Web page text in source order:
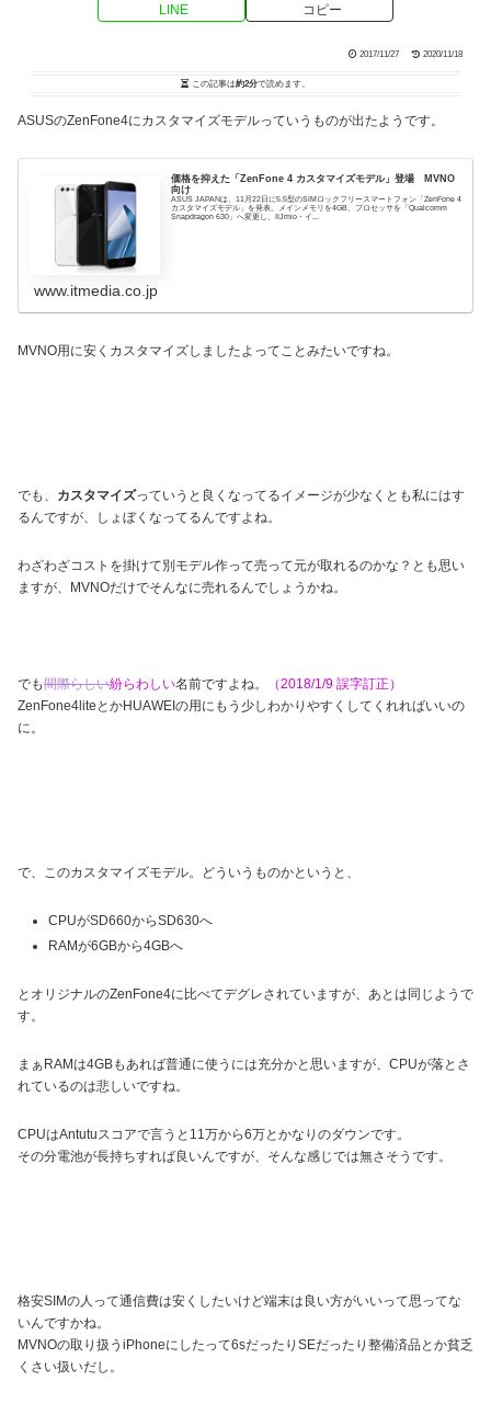
LINE コピー
2017/11/27 2020/11/18
この記事は約2分で読めます。
ASUSのZenFone4にカスタマイズモデルっていうものが出たようです。
価格を抑えた「ZenFone 4 カスタマイズモデル」登場 MVNO
向け
ASUS JAPANは、11月22日に5.5型のSIMロックフリースマートフォン「ZenFone 4
カスタマイズモデル」を発表。メインメモリを4GB、プロセッサを「Qualcomm
Snapdragon 630」へ変更し、IIJmio・イ...
www.itmedia.co.jp
MVNO用に安くカスタマイズしましたよってことみたいですね。
でも、 カスタマイズっていうと良くなってるイメージが少なくとも私にはす
るんですが、しょぼくなってるんですよね。
わざわざコストを掛けて別モデル作って売って元が取れるのかな？とも思い
ますが、MVNOだけでそんなに売れるんでしょうかね。
でも間際らしい紛らわしい名前ですよね。
（2018/1/9 誤字訂正）
ZenFone4liteとかHUAWEIの用にもう少しわかりやすくしてくれればいいの
に。
で、このカスタマイズモデル。どういうものかというと、
CPUがSD660からSD630へ
RAMが6GBから4GBへ
とオリジナルのZenFone4に比べてデグレされていますが、あとは同じようで
す。
まぁRAMは4GBもあれば普通に使うには充分かと思いますが、CPUが落とさ
れているのは悲しいですね。
CPUはAntutuスコアで言うと11万から6万とかなりのダウンです。
その分電池が長持ちすれば良いんですが、そんな感じでは無さそうです。
格安SIMの人って通信費は安くしたいけど端末は良い方がいいって思ってな
いんですかね。
MVNOの取り扱うiPhoneにしたって6sだったりSEだったり整備済品とか貧乏
くさい扱いだし。